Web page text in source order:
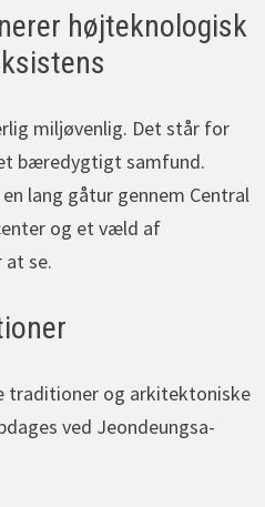
højteknologisk
miljøvenlig. Det står for
bæredygtigt samfund.
lang gåtur gennem Central
og et væld af
se.
traditioner og arkitektoniske
ved Jeondeungsa-